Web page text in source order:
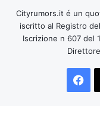
Cityrumors.it é un
iscritto al Registro
Iscrizione n 607 del